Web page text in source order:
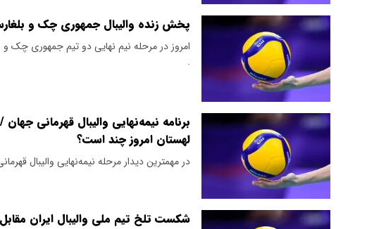
پخش زنده والیبال جمهوری چک و
.
برنامه نیمه‌نهایی والیبال قهرمانی
لهستان امروز چند است؟
در مهمترین دیدار مرحله نیمه‌نهایی والیبال
شکست تلخ تیم ملی والیبال ایران